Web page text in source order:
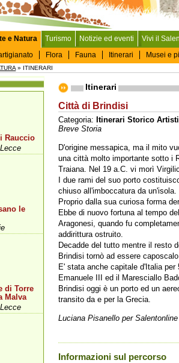
e Natura
Flora Fauna Itinerari Musei e
Turismo Notizie ed eventi Vivi il
» ITINERARI
Itinerari
Città di Brindisi
Categoria:Itinerari Storico
Breve Storia
D'origine messapica, ma il mito
una città molto importante sotto i
Traiana. Nel 19 a.C. vi morì
I due rami del suo porto
chiuso all'imboccatura da un'isola.
Proprio dalla sua curiosa forma
Ebbe di nuovo fortuna al tempo
Aragonesi, quando fu
addirittura ostruito.
Decadde del tutto mentre il resto
Brindisi tornò ad essere
E' stata anche capitale d'Italia
Emanuele III ed il Maresciallo
Brindisi oggi è un porto ed un
transito da e per la Grecia.
Luciana Pisanello per Salentonline
Informazioni sul percorso
Rauccio
le
di Torre
Malva